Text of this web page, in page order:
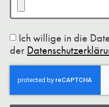
Ich willige in die
der